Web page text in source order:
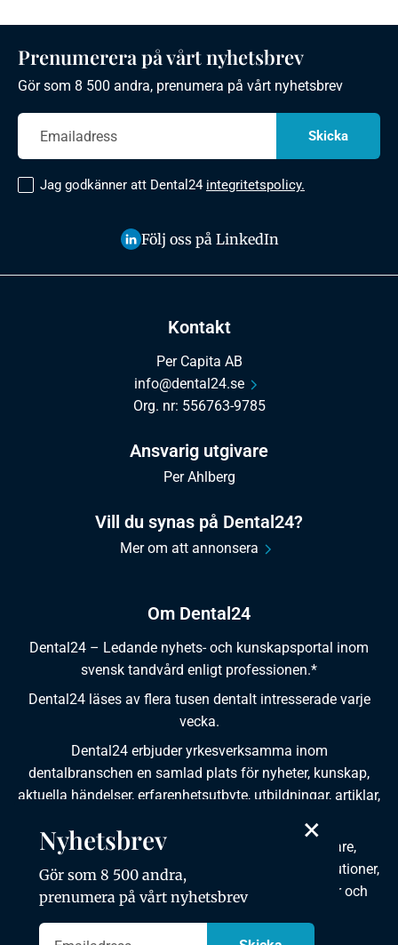
Om Dental24
Dental24 – Ledande nyhets- och kunskapsportal inom
svensk tandvård enligt professionen.*
Dental24 läses av flera tusen dentalt intresserade varje
vecka.
Dental24 erbjuder yrkesverksamma inom
dentalbranschen en samlad plats för nyheter, kunskap,
aktuella händelser, erfarenhetsutbyte, utbildningar, artiklar,
Dental24 produceras i samverkan med tandläkare,
tandhygienister, tandsköterskor, tandtekniker, institutioner,
kursgivare, föreningar, organisationer, leverantörer och
Kontakt
Per Capita AB
info@dental24.se
Org. nr: 556763-9785
Ansvarig utgivare
Per Ahlberg
Vill du synas på Dental24?
Mer om att annonsera
Prenumerera på vårt nyhetsbrev
Gör som 8 500 andra, prenumera på vårt nyhetsbrev
Jag godkänner att Dental24 integritetspolicy.
Följ oss på LinkedIn
×
Nyhetsbrev
Gör som 8 500 andra,
prenumera på vårt nyhetsbrev